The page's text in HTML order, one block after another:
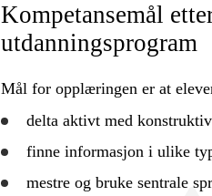
Kompetansemål
utdanningsprogram
Mål for opplæringen er at
delta aktivt med
finne informasjon i ulike
mestre og brukesentrale